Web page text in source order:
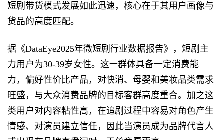
短剧带货模式发展如此迅速，核心在于其用户画像与
货品的高度匹配。
据《DataEye2025年微短剧行业数据报告》，短剧主
力用户为30-39岁女性。这一群体具备一定消费能
力，偏好性价比产品，对快消、母婴和美妆品类需求
旺盛，与大众消费品牌的目标客群高度重合。加之这
类用户对内容粘性高，在追剧过程中容易对角色产生
情感、对演员建立信任，因此当演员成为品牌代言人